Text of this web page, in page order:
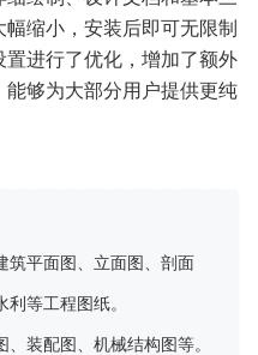
缩小，安装后即可无限制
进行了优化，增加了额外
够为大部分用户提供更纯
筑平面图、立面图、剖面
等工程图纸。
、装配图、机械结构图等。